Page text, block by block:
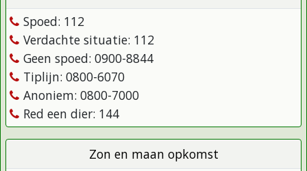
Spoed: 112
Verdachte situatie: 112
Geen spoed: 0900-8844
Tiplijn: 0800-6070
Anoniem: 0800-7000
Red een dier: 144
Zon en maan opkomst